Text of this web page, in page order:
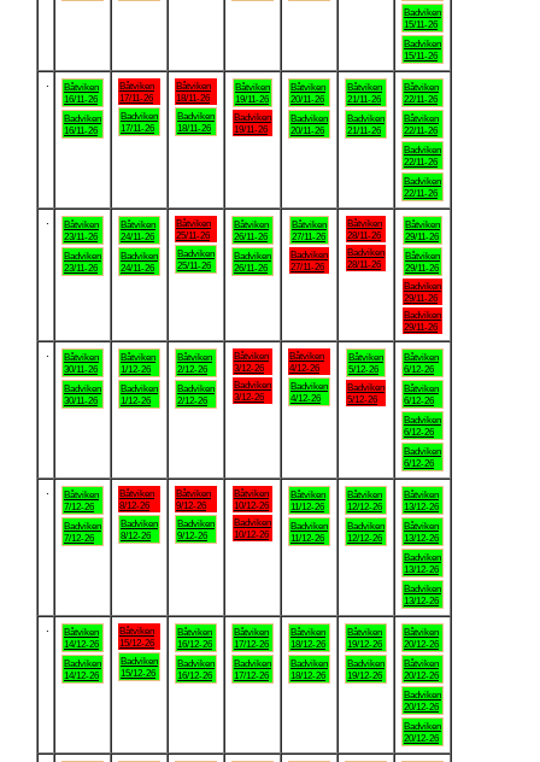
Badviken
15/11-26
Badviken
15/11-26
Båtviken
16/11-26
Badviken
16/11-26
Båtviken
17/11-26
Badviken
17/11-26
Båtviken
18/11-26
Badviken
18/11-26
Båtviken
19/11-26
Badviken
19/11-26
Båtviken
20/11-26
Badviken
20/11-26
Båtviken
21/11-26
Badviken
21/11-26
Båtviken
22/11-26
Båtviken
22/11-26
Badviken
22/11-26
Badviken
22/11-26
Båtviken
23/11-26
Badviken
23/11-26
Båtviken
24/11-26
Badviken
24/11-26
Båtviken
25/11-26
Badviken
25/11-26
Båtviken
26/11-26
Badviken
26/11-26
Båtviken
27/11-26
Badviken
27/11-26
Båtviken
28/11-26
Badviken
28/11-26
Båtviken
29/11-26
Båtviken
29/11-26
Badviken
29/11-26
Badviken
29/11-26
Båtviken
30/11-26
Badviken
30/11-26
Båtviken
1/12-26
Badviken
1/12-26
Båtviken
2/12-26
Badviken
2/12-26
Båtviken
3/12-26
Badviken
3/12-26
Båtviken
4/12-26
Badviken
4/12-26
Båtviken
5/12-26
Badviken
5/12-26
Båtviken
6/12-26
Båtviken
6/12-26
Badviken
6/12-26
Badviken
6/12-26
Båtviken
7/12-26
Badviken
7/12-26
Båtviken
8/12-26
Badviken
8/12-26
Båtviken
9/12-26
Badviken
9/12-26
Båtviken
10/12-26
Badviken
10/12-26
Båtviken
11/12-26
Badviken
11/12-26
Båtviken
12/12-26
Badviken
12/12-26
Båtviken
13/12-26
Båtviken
13/12-26
Badviken
13/12-26
Badviken
13/12-26
Båtviken
14/12-26
Badviken
14/12-26
Båtviken
15/12-26
Badviken
15/12-26
Båtviken
16/12-26
Badviken
16/12-26
Båtviken
17/12-26
Badviken
17/12-26
Båtviken
18/12-26
Badviken
18/12-26
Båtviken
19/12-26
Badviken
19/12-26
Båtviken
20/12-26
Båtviken
20/12-26
Badviken
20/12-26
Badviken
20/12-26